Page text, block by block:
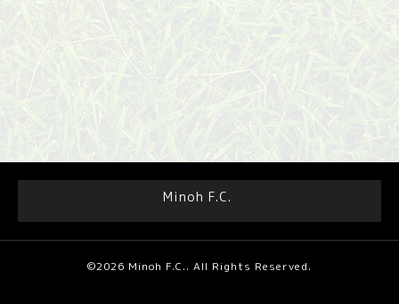
Minoh F.C.
©2026 Minoh F.C.. All Rights Reserved.